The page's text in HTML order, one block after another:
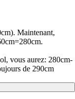
Maintenant,
vous aurez: 280cm-
de 290cm